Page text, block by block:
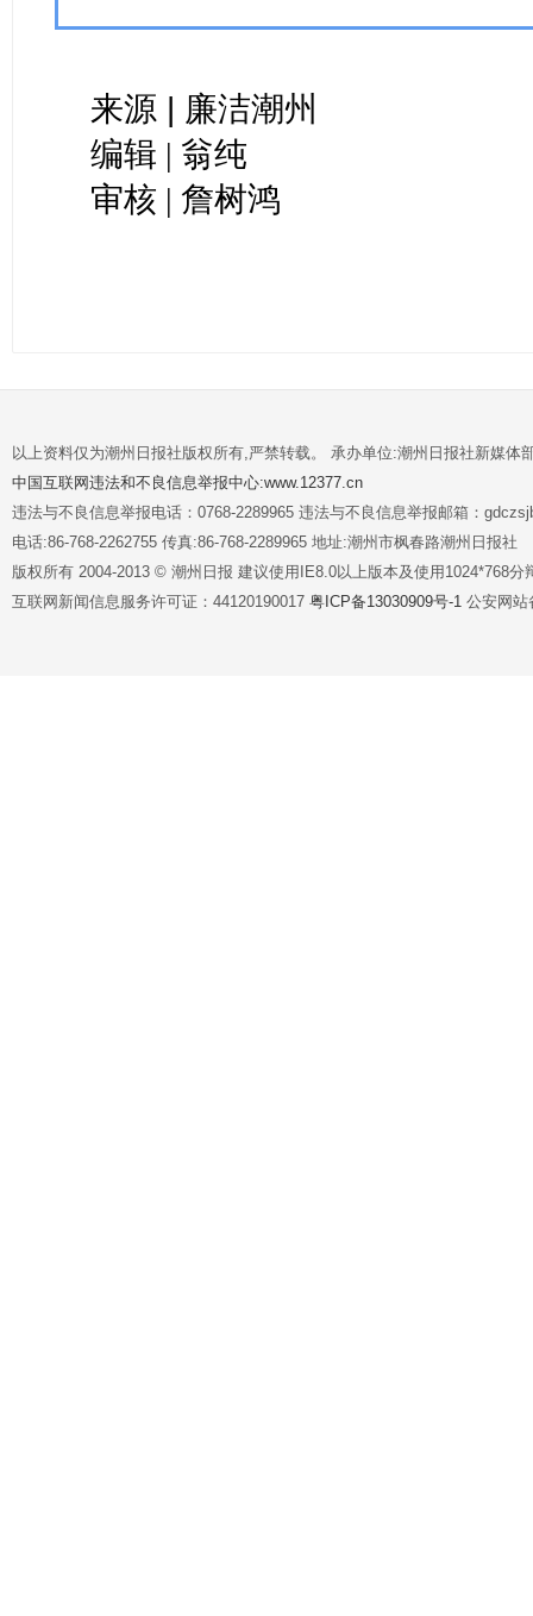
来源 | 廉洁潮州
编辑 | 翁纯
审核 | 詹树鸿
以上资料仅为潮州日报社版权所有,严禁转载。 承办单位:潮州日报社新媒体
中国互联网违法和不良信息举报中心:www.12377.cn
违法与不良信息举报电话：0768-2289965 违法与不良信息举报邮箱：
电话:86-768-2262755 传真:86-768-2289965 地址:潮州市枫春路潮州日报社
版权所有 2004-2013 © 潮州日报 建议使用IE8.0以上版本及使用1024*768分
互联网新闻信息服务许可证：44120190017 粤ICP备13030909号-1 公安网站